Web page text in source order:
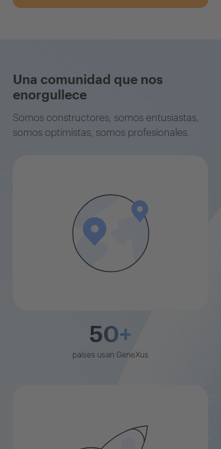
Una comunidad que nos
enorgullece
Somos constructores, somos entusiastas,
somos optimistas, somos profesionales.
50+
países usan GeneXus